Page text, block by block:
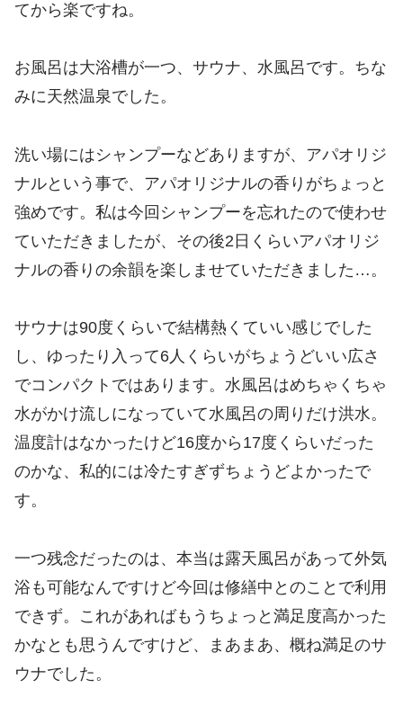
てから楽ですね。
お風呂は大浴槽が一つ、サウナ、水風呂です。ちな
みに天然温泉でした。
洗い場にはシャンプーなどありますが、アパオリジ
ナルという事で、アパオリジナルの香りがちょっと
強めです。私は今回シャンプーを忘れたので使わせ
ていただきましたが、その後2日くらいアパオリジ
ナルの香りの余韻を楽しませていただきました…。
サウナは90度くらいで結構熱くていい感じでした
し、ゆったり入って6人くらいがちょうどいい広さ
でコンパクトではあります。水風呂はめちゃくちゃ
水がかけ流しになっていて水風呂の周りだけ洪水。
温度計はなかったけど16度から17度くらいだった
のかな、私的には冷たすぎずちょうどよかったで
す。
一つ残念だったのは、本当は露天風呂があって外気
浴も可能なんですけど今回は修繕中とのことで利用
できず。これがあればもうちょっと満足度高かった
かなとも思うんですけど、まあまあ、概ね満足のサ
ウナでした。